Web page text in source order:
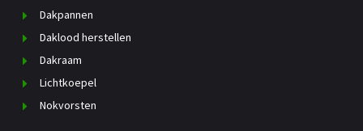
Dakpannen
Daklood herstellen
Dakraam
Lichtkoepel
Nokvorsten